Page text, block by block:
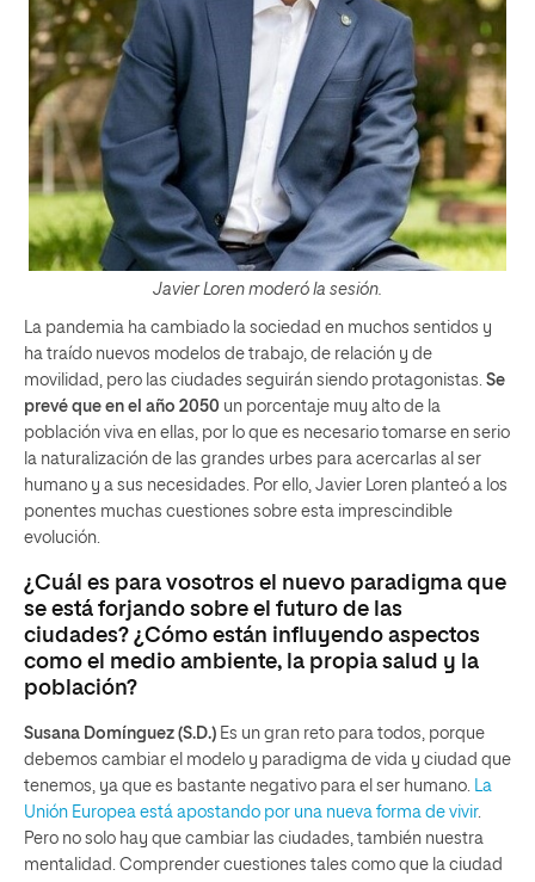
Javier Loren moderó la sesión.
La pandemia ha cambiado la sociedad en muchos sentidos y
ha traído nuevos modelos de trabajo, de relación y de
movilidad, pero las ciudades seguirán siendo protagonistas. Se
prevé que en el año 2050 un porcentaje muy alto de la
población viva en ellas, por lo que es necesario tomarse en serio
la naturalización de las grandes urbes para acercarlas al ser
humano y a sus necesidades. Por ello, Javier Loren planteó a los
ponentes muchas cuestiones sobre esta imprescindible
evolución.
¿Cuál es para vosotros el nuevo paradigma que
se está forjando sobre el futuro de las
ciudades? ¿Cómo están influyendo aspectos
como el medio ambiente, la propia salud y la
población?
Susana Domínguez (S.D.) Es un gran reto para todos, porque
debemos cambiar el modelo y paradigma de vida y ciudad que
tenemos, ya que es bastante negativo para el ser humano. La
Unión Europea está apostando por una nueva forma de vivir.
Pero no solo hay que cambiar las ciudades, también nuestra
mentalidad. Comprender cuestiones tales como que la ciudad